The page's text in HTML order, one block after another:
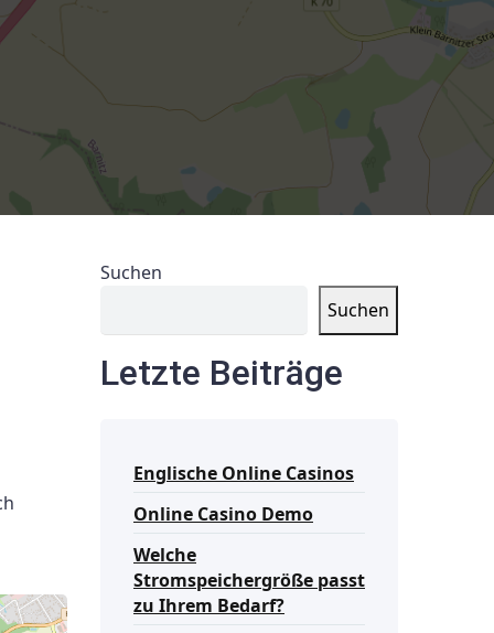
Suchen
Suchen
Letzte Beiträge
Englische Online Casinos
Online Casino Demo
Welche
Stromspeichergröße passt
zu Ihrem Bedarf?